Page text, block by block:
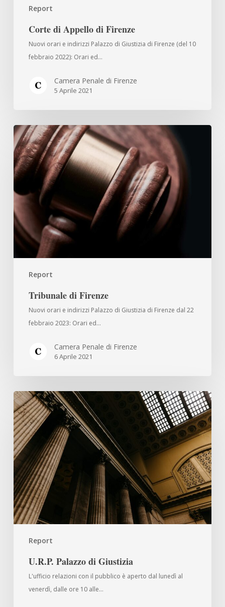
Report
Corte di Appello di Firenze
Nuovi orari e indirizzi Palazzo di Giustizia di Firenze (del 10
febbraio 2022): Orari ed…
Camera Penale di Firenze
5 Aprile 2021
Report
Tribunale
di
Firenze
Tribunale di Firenze
Nuovi orari e indirizzi Palazzo di Giustizia di Firenze dal 22
febbraio 2023: Orari ed…
Camera Penale di Firenze
6 Aprile 2021
Report
U.R.P.
Palazzo
di
Giustizia
U.R.P. Palazzo di Giustizia
L'ufficio relazioni con il pubblico è aperto dal lunedì al
venerdì, dalle ore 10 alle…